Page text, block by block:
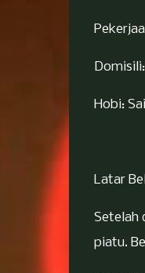
Hobi:
Latar
Setelah
piatu.